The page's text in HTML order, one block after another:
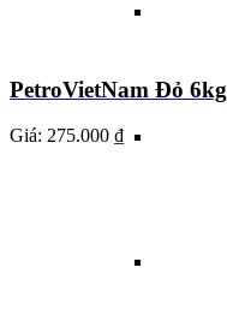
PetroVietNam Đỏ 6kg
Giá: 275.000 ₫